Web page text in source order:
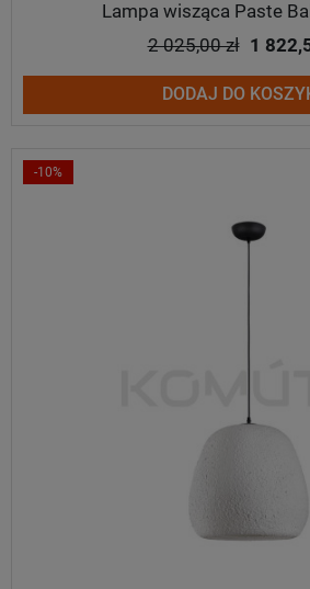
Lampa wisząca Paste
2 025,00 zł 1
DODAJ DO
-10%